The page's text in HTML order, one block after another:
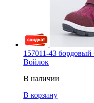
157011-43 бордовый
Войлок
В наличии
В корзину